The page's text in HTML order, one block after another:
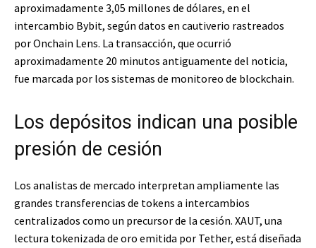
aproximadamente 3,05 millones de dólares, en el
intercambio Bybit, según datos en cautiverio rastreados
por Onchain Lens. La transacción, que ocurrió
aproximadamente 20 minutos antiguamente del noticia,
fue marcada por los sistemas de monitoreo de blockchain.
Los depósitos indican una posible
presión de cesión
Los analistas de mercado interpretan ampliamente las
grandes transferencias de tokens a intercambios
centralizados como un precursor de la cesión. XAUT, una
lectura tokenizada de oro emitida por Tether, está diseñada